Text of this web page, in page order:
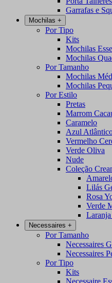
Garrafas e
Mochilas +
Por Tipo
Kits
Mochilas
Mochilas
Por Tamanho
Mochilas
Mochilas
Por Estilo
Pretas
Marrom
Caramelo
Azul
Vermelho
Verde Oliva
Nude
Coleção
Lilás
Rosa
Verde
Necessaires +
Por Tamanho
Necessaires
Necessaires
Por Tipo
Kits
Necessaire